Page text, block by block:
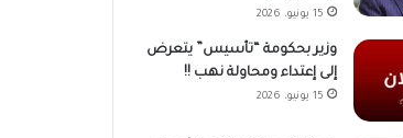
15 يونيو، 2026
وزير بحكومة “تأسيس” يتعرض
إلى إعتداء ومحاولة نهب !!
15 يونيو، 2026